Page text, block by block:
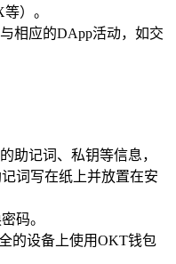
）。
相应的DApp活动，如交
助记词、私钥等信息，
词写在纸上并放置在安
码。
的设备上使用OKT钱包